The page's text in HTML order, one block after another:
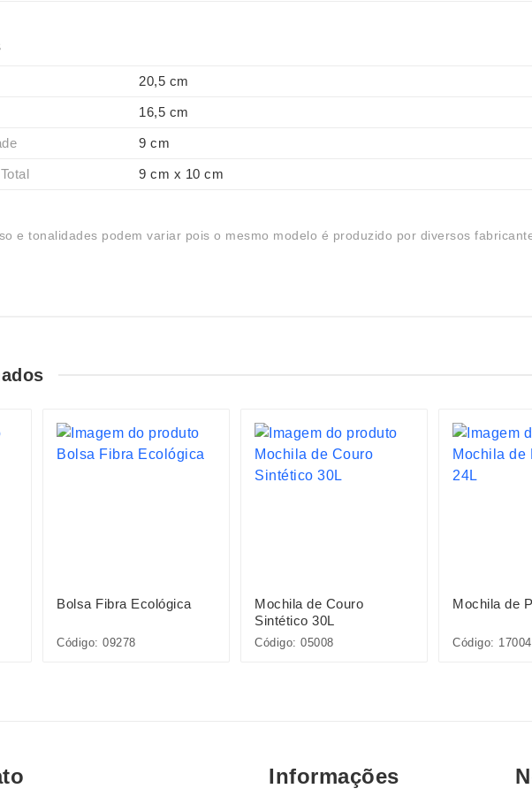
20,5 cm
16,5 cm
9 cm
9 cm x 10 cm
e tonalidades podem variar pois o mesmo modelo é produzido por diversos
Bolsa Fibra Ecológica
Código: 09278
Mochila de Couro
Sintético 30L
Código: 05008
Mochila de
Código: 17004
Informações